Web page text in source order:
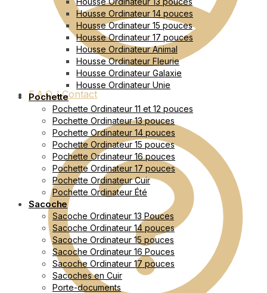
F.A.Q / Contact
Housse Ordinateur 14 pouces
Housse Ordinateur 15 pouces
Housse Ordinateur 17 pouces
Housse Ordinateur Animal
Housse Ordinateur Fleurie
Housse Ordinateur Galaxie
Housse Ordinateur Unie
Pochette
Pochette Ordinateur 11 et 12 pouces
Pochette Ordinateur 13 pouces
Pochette Ordinateur 14 pouces
Pochette Ordinateur 15 pouces
Pochette Ordinateur 16 pouces
Pochette Ordinateur 17 pouces
Pochette Ordinateur Cuir
Pochette Ordinateur Été
Sacoche
Sacoche Ordinateur 13 Pouces
Sacoche Ordinateur 14 pouces
Sacoche Ordinateur 15 pouces
Sacoche Ordinateur 16 Pouces
Sacoche Ordinateur 17 pouces
Sacoches en Cuir
Porte-documents